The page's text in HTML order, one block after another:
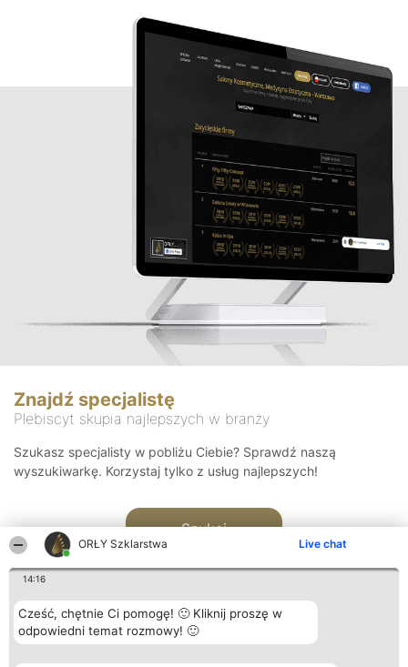
ORŁY Szklarstwa Live chat
14:16
Cześć, chętnie Ci pomogę! 🙂 Kliknij proszę w
odpowiedni temat rozmowy! 🙂
Znajdź specjalistę
Plebiscyt skupia najlepszych w branży
Szukasz specjalisty w pobliżu Ciebie? Sprawdź naszą
wyszukiwarkę. Korzystaj tylko z usług najlepszych!
Szukaj
Organizator plebiscytu Plebiscyt Kontakt